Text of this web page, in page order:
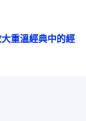
重溫經典中的經